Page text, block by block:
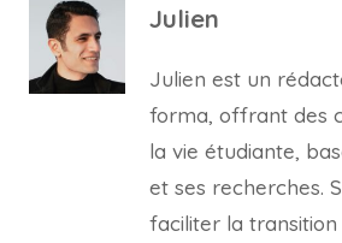
Julien
Julien est un
forma, offrant des
la vie étudiante,
et ses recherches.
faciliter la transition